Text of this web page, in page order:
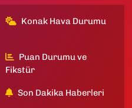
Konak Hava Durumu
Puan Durumu ve
Fikstür
Son Dakika Haberleri